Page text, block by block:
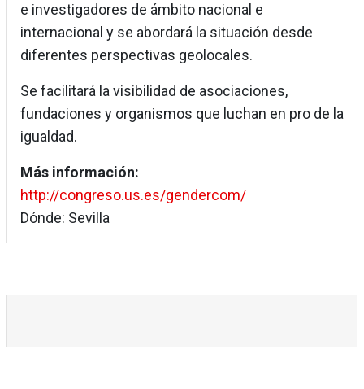
e investigadores de ámbito nacional e
internacional y se abordará la situación desde
diferentes perspectivas geolocales.
Se facilitará la visibilidad de asociaciones,
fundaciones y organismos que luchan en pro de la
igualdad.
Más información:
http://congreso.us.es/gendercom/
Dónde: Sevilla